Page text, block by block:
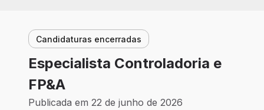
Candidaturas encerradas
Especialista Controladoria e
FP&A
Publicada em 22 de junho de 2026